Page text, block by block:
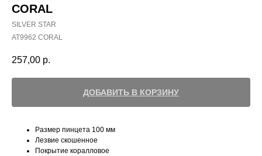
CORAL
SILVER STAR
АТ9962 CORAL
257,00 р.
ДОБАВИТЬ В КОРЗИНУ
Размер пинцета 100 мм
Лезвие скошенное
Покрытие коралловое